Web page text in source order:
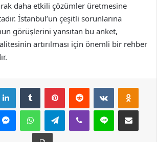
daha etkili çözümler üretmesine
İstanbul’un çeşitli sorunlarına
görüşlerini yansıtan bu anket,
artırılması için önemli bir rehber
LinkedInTumblr PinterestReddit VKontakte
MessengerWhatsAppTelegramViber Line E-Posta ile
Yazdır